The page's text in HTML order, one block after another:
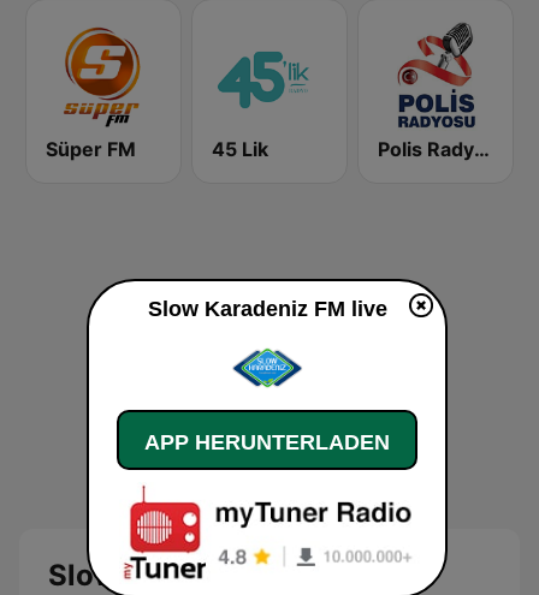
Süper FM 45 Lik Polis Radyosu
Slow Karadeniz FM
Slow Karadeniz FM live
APP HERUNTERLADEN